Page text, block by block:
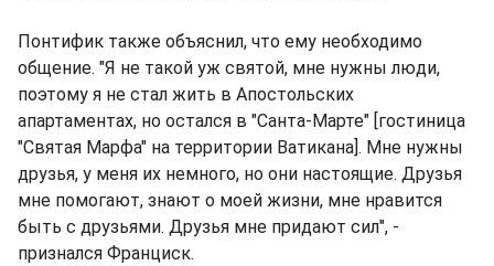
Понтифик также объяснил, что ему необходимо
общение. "Я не такой уж святой, мне нужны люди,
поэтому я не стал жить в Апостольских
апартаментах, но остался в "Санта-Марте" [гостиница
"Святая Марфа" на территории Ватикана]. Мне нужны
друзья, у меня их немного, но они настоящие. Друзья
мне помогают, знают о моей жизни, мне нравится
быть с друзьями. Друзья мне придают сил", -
признался Франциск.